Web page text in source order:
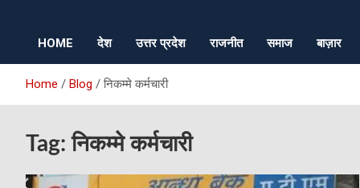
HOME देश उत्तर प्रदेश राजनीत समाज बाज़ार
Home Blog निकम्मे कर्मचारी
Tag:निकम्मे कर्मचारी